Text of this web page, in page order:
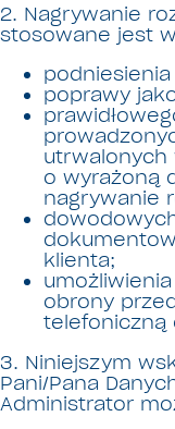
2. Nagrywanie
stosowane jest
poprawy
utrwalonych
o wyrażoną
nagrywanie
klienta;
obrony
telefoniczną
3. Niniejszym
Pani/Pana
Administrator